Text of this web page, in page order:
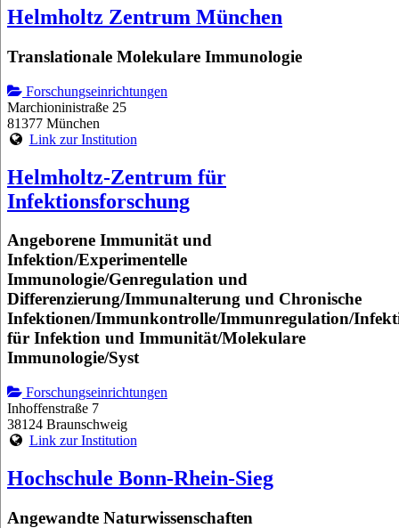
Helmholtz Zentrum München
Translationale Molekulare Immunologie
Forschungseinrichtungen
Marchioninistraße 25
81377 München
Link zur Institution
Helmholtz-Zentrum für
Infektionsforschung
Angeborene Immunität und
Infektion/Experimentelle
Immunologie/Genregulation und
Differenzierung/Immunalterung und Chronische
Infektionen/Immunkontrolle/Immunregulation/
für Infektion und Immunität/Molekulare
Immunologie/Syst
Forschungseinrichtungen
Inhoffenstraße 7
38124 Braunschweig
Link zur Institution
Hochschule Bonn-Rhein-Sieg
Angewandte Naturwissenschaften